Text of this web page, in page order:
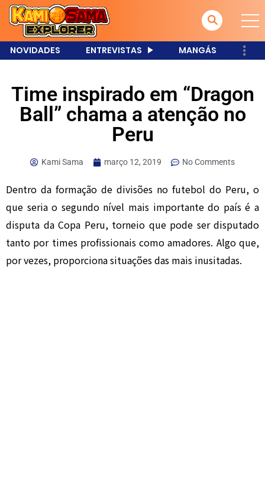
NOVIDADES ENTREVISTAS MANGÁS
Time inspirado em “Dragon
Ball” chama a atenção no
Peru
Kami Sama março 12, 2019 No Comments
Dentro da formação de divisões no futebol do Peru, o
que seria o segundo nível mais importante do país é a
disputa da Copa Peru, torneio que pode ser disputado
tanto por times profissionais como amadores. Algo que,
por vezes, proporciona situações das mais inusitadas.